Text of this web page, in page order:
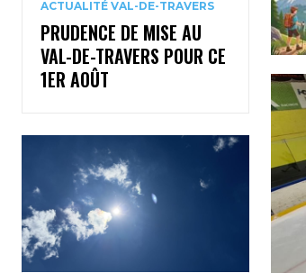
ACTUALITÉ VAL-DE-TRAVERS
PRUDENCE DE MISE AU
VAL-DE-TRAVERS POUR CE
1ER AOÛT